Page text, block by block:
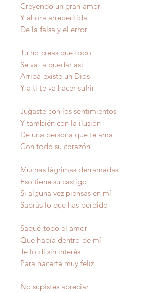
Creyendo un gran amor
Y ahora arrepentida
De la falsa y el error
Tu no creas que todo
Se va a quedar así
Arriba existe un Dios
Y a ti te va hacer sufrir
Jugaste con los sentimientos
Y también con la ilusión
De una persona que te ama
Con todo su corazón
Muchas lágrimas derramadas
Eso tiene su castigo
Si alguna vez piensas en mí
Sabrás lo que has perdido
Saqué todo el amor
Que había dentro de mí
Te lo di sin interés
Para hacerte muy feliz
No supistes apreciar